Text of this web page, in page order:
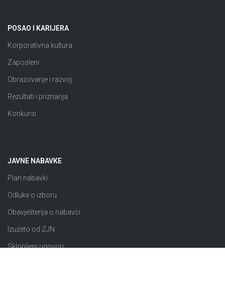
POSAO I KARIJERA
Korporativna kultura
Zaposleni
Obrazovanje i razvoj
Rezultati i priznanja
Konkursi
JAVNE NABAVKE
Plan nabavki
Odluke o izboru
Obavještenja o nabavci
Izuzeto od ZJN
Sklopljeni ugovori